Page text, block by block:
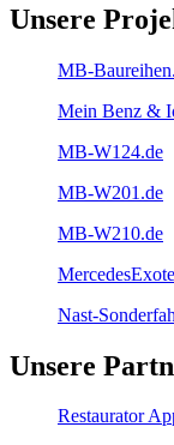
Unsere
MB-
Mein Benz &
MB-W124.de
MB-W201.de
MB-W210.de
Nast-
Unsere
Restaurator